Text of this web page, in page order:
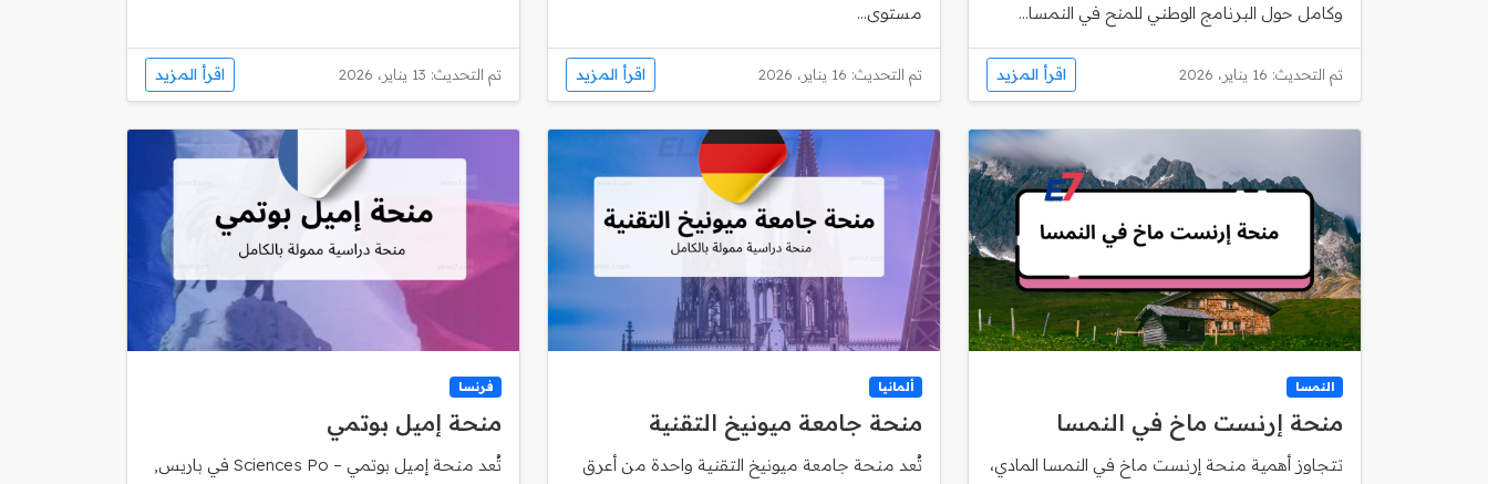
وكامل حول البرنامج الوطني للمنح في النمسا...
تم التحديث: 16 يناير، 2026 اقرأ المزيد
مستوى...
تم التحديث: 16 يناير، 2026 اقرأ المزيد تم التحديث: 13 يناير، 2026 اقرأ المزيد
النمسا
منحة إرنست ماخ في النمسا
تتجاوز أهمية منحة إرنست ماخ في النمسا المادي،
ألمانيا
منحة جامعة ميونيخ التقنية
تُعد منحة جامعة ميونيخ التقنية واحدة من أعرق
فرنسا
منحة إميل بوتمي
تُعد منحة إميل بوتمي – Sciences Po في باريس,